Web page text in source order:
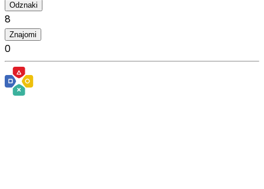
Odznaki
8
Znajomi
0